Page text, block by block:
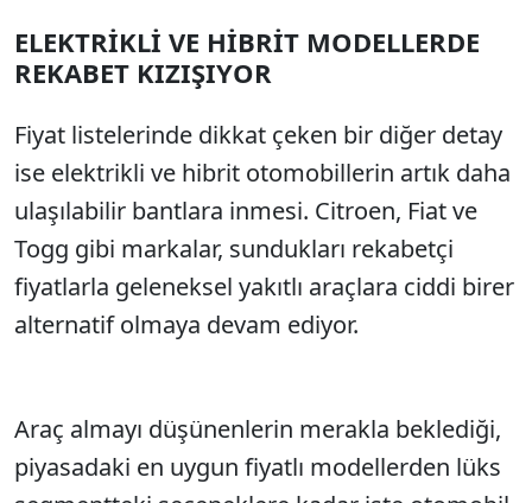
SÖZCÜ SON DAKİKA
ELEKTRİKLİ VE HİBRİT MODELLERDE
REKABET KIZIŞIYOR
Fiyat listelerinde dikkat çeken bir diğer detay
ise elektrikli ve hibrit otomobillerin artık daha
ulaşılabilir bantlara inmesi. Citroen, Fiat ve
Togg gibi markalar, sundukları rekabetçi
fiyatlarla geleneksel yakıtlı araçlara ciddi birer
alternatif olmaya devam ediyor.
Araç almayı düşünenlerin merakla beklediği,
piyasadaki en uygun fiyatlı modellerden lüks